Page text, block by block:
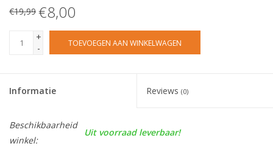
€19,99 €8,00
+
-
TOEVOEGEN AAN WINKELWAGEN
Informatie Reviews (0)
Beschikbaarheid
winkel:
Uit voorraad leverbaar!